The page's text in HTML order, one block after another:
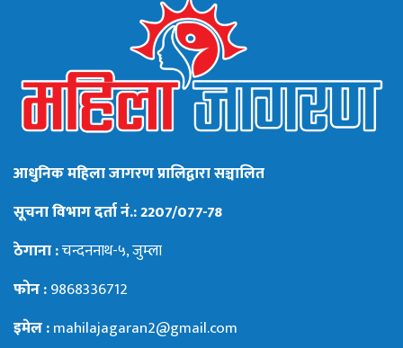
आधुनिक महिला जागरण प्रालिद्वारा सञ्चालित
सूचना विभाग दर्ता नं.: 2207/077-78
ठेगाना :चन्दननाथ-५, जुम्ला
फोन :9868336712
इमेल :mahilajagaran2@gmail.com